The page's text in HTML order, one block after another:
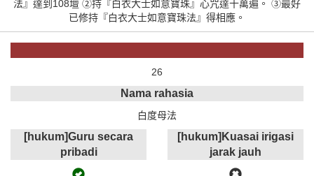
法』達到108壇 ②持『白衣大士如意寶珠』心咒達十萬遍。 ③最好
已修持『白衣大士如意寶珠法』得相應。
26
Nama rahasia
白度母法
[hukum]Guru secara
pribadi
[hukum]Kuasai irigasi
jarak jauh